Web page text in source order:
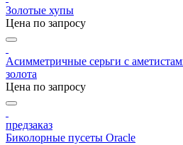
Золотые хупы
Цена по запросу
Асимметричные серьги с
золота
Цена по запросу
предзаказ
Биколорные пусеты Oracle